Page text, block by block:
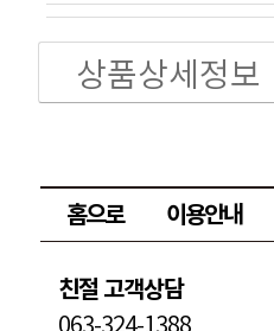
상품상세정보
홈으로 이용안내
친절 고객상담